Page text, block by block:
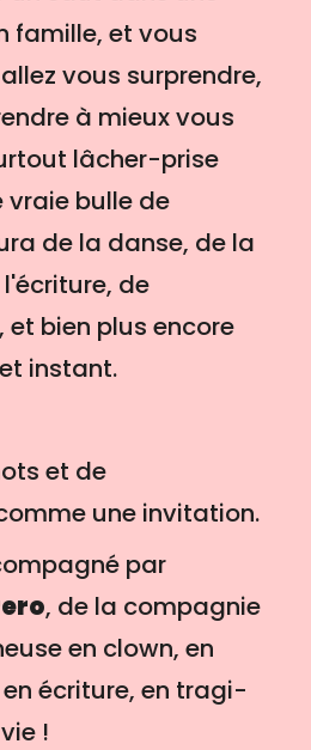
famille, et vous
vous surprendre,
à mieux vous
lâcher-prise
vraie bulle de
de la danse, de la
de
bien plus encore
instant.
et de
une invitation.
par
, de la compagnie
en clown, en
écriture, en tragi-
!